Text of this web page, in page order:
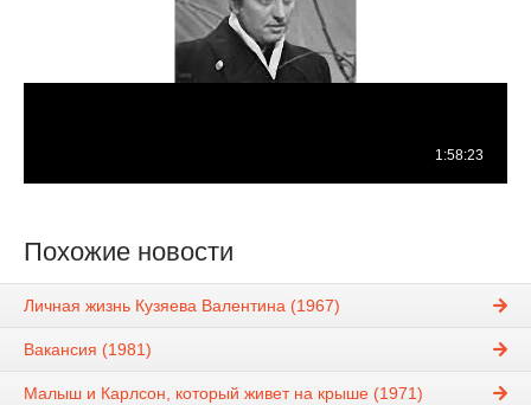
Похожие новости
Личная жизнь Кузяева Валентина (1967)
Вакансия (1981)
Малыш и Карлсон, который живет на крыше (1971)